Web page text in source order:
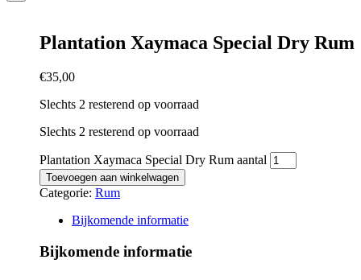
Plantation Xaymaca Special Dry Rum
€35,00
Slechts 2 resterend op voorraad
Slechts 2 resterend op voorraad
Plantation Xaymaca Special Dry Rum aantal
Toevoegen aan winkelwagen
Categorie: Rum
Bijkomende informatie
Bijkomende informatie